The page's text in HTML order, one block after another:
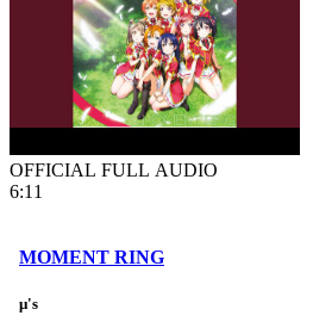
OFFICIAL FULL AUDIO
6:11
MOMENT RING
μ's